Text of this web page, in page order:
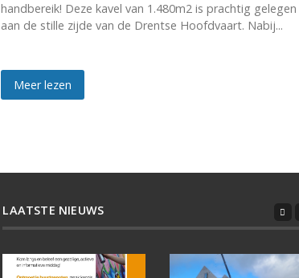
handbereik! Deze kavel van 1.480m2 is prachtig gelegen
aan de stille zijde van de Drentse Hoofdvaart. Nabij...
Meer lezen
LAATSTE NIEUWS